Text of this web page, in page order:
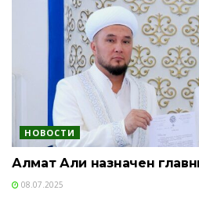
НОВОСТИ
Алмат Али назначен
08.07.2025